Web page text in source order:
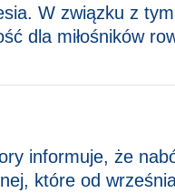
W związku z
dla miłośników
informuje, że
które od